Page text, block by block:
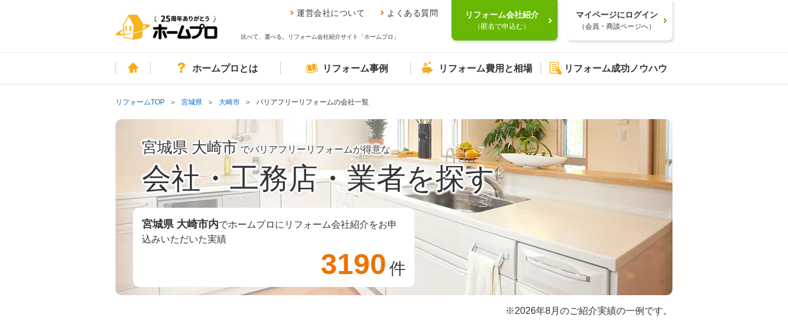
運営会社について よくある質問
比べて、選べる。リフォーム会社紹介サイト「ホームプロ」
リフォーム会社紹介
（匿名で申込む）
マイページにログイン
（会員・商談ページへ）
ホームホームプロとは リフォーム事例 リフォーム費用と相場 リフォーム成功ノウハウ
リフォームTOP 宮城県 大崎市 バリアフリーリフォームの会社一覧
宮城県 大崎市 でバリアフリーリフォームが得意な
会社・工務店・業者を探す
宮城県 大崎市内でホームプロにリフォーム会社紹介をお申
込みいただいた実績
3190 件
※2026年8月のご紹介実績の一例です。